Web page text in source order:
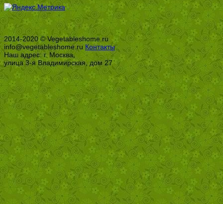
2014-2020 © Vegetableshome.ru
info@vegetableshome.ru Контакты
Наш адрес: г. Москва,
улица 3-я Владимирская, дом 27